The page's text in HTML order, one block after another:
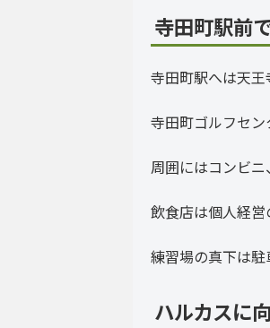
寺田町駅前
寺田町駅へは天王
寺田町ゴルフセン
周囲にはコンビニ
飲食店は個人経営
練習場の真下は駐
ハルカスに